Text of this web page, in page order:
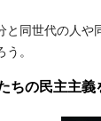
と同世代の人や
う。
ちの民主主義